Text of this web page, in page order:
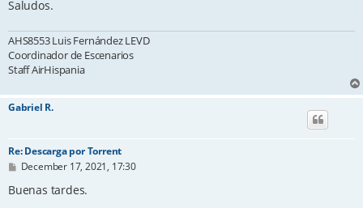
Saludos.
AHS8553 Luis Fernández LEVD
Coordinador de Escenarios
Staff AirHispania
Gabriel R.
Re: Descarga por Torrent
P
s
December 17, 2021, 17:30
Buenas tardes.